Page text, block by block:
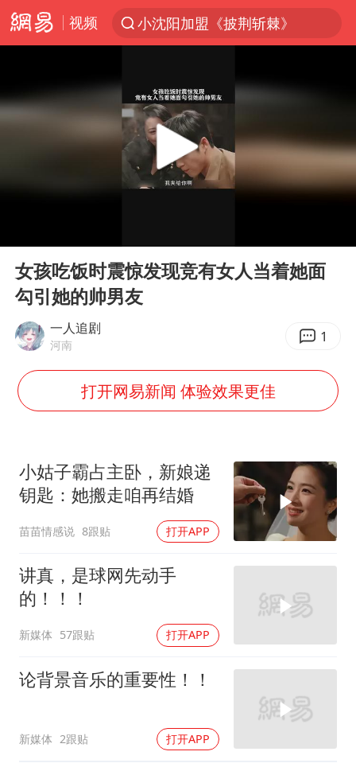
视频
小沈阳加盟《披荆斩棘》
白海豚雨量超越利奇马、巴威
人形机器人第一股
上海地铁4条线路全线停运
宇树申购 中一签有望赚20万元
武汉3名城管协管员殴打摊主被刑拘
律师谈贾冰私人饭局被偷拍
5万小车卖不动 微型代步车集体遇冷
手机真会“偷听”我们说话吗
上半年全球新能源乘用车销量1122万台
加沙约14万栋建筑被完全摧毁
从科技创新看开局起步的时与势
Play
女孩吃饭时震惊发现竞有女人当着她面
勾引她的帅男友
一人追剧
河南 1
打开网易新闻 体验效果更佳
小姑子霸占主卧，新娘递
钥匙：她搬走咱再结婚
苗苗情感说 8跟贴 打开APP
讲真，是球网先动手
的！！！
新媒体 57跟贴 打开APP
论背景音乐的重要性！！
新媒体 2跟贴 打开APP